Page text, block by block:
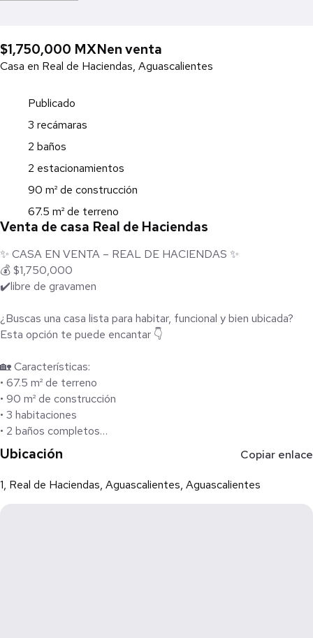
$1,750,000 MXNen venta
Casa en Real de Haciendas, Aguascalientes
Publicado
3 recámaras
2 baños
2 estacionamientos
90 m² de construcción
67.5 m² de terreno
Venta de casa Real de Haciendas
✨ CASA EN VENTA – REAL DE HACIENDAS ✨
💰 $1,750,000
✔️libre de gravamen
¿Buscas una casa lista para habitar, funcional y bien ubicada?
Esta opción te puede encantar 👇
🏡 Características:
• 67.5 m² de terreno
• 90 m² de construcción
• 3 habitaciones
• 2 baños completos
• Cochera con portón
• Cuarto de servicio
🔧 Equipamiento:
Ubicación Copiar enlace
1, Real de Haciendas, Aguascalientes, Aguascalientes